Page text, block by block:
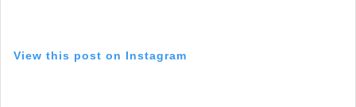
View this post on Instagram